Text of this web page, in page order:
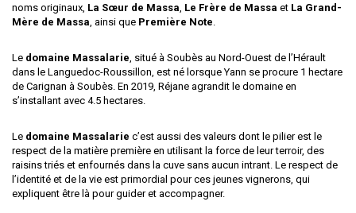
noms originaux, La Sœur de Massa Le Frère de Massa et La Grand-
Mère de Massa , ainsi que Première Note
Le domaine Massalarie , situé à Soubès au Nord-Ouest de l’Hérault
dans le Languedoc-Roussillon, est né lorsque Yann se procure 1 hectare
de Carignan à Soubès. En 2019, Réjane agrandit le domaine en
s’installant avec 4.5 hectares.
Le domaine Massalarie c’est aussi des valeurs dont le pilier est le
respect de la matière première en utilisant la force de leur terroir, des
raisins triés et enfournés dans la cuve sans aucun intrant. Le respect de
l’identité et de la vie est primordial pour ces jeunes vignerons, qui
expliquent être là pour guider et accompagner.